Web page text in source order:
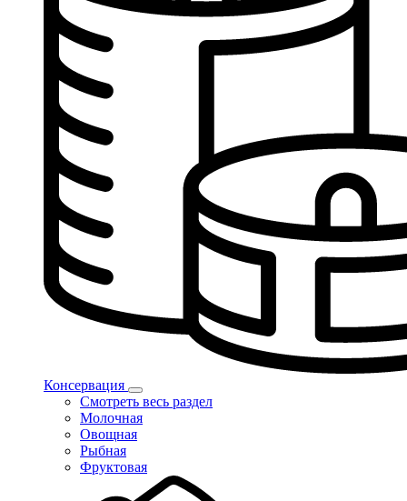
Консервация
Смотреть весь раздел
Молочная
Овощная
Рыбная
Фруктовая